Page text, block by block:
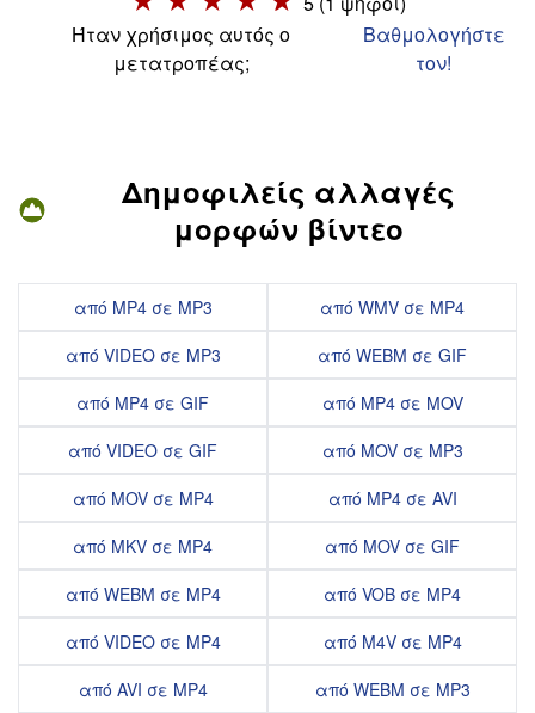
Ήταν χρήσιμος αυτός ο
μετατροπέας;
Βαθμολογήστε
τον!
Δημοφιλείς αλλαγές
μορφών βίντεο
από MP4 σε MP3
από VIDEO σε MP3
από MP4 σε GIF
από VIDEO σε GIF
από MOV σε MP4
από MKV σε MP4
από WEBM σε MP4
από VIDEO σε MP4
από AVI σε MP4
από WMV σε MP4
από WEBM σε GIF
από MP4 σε MOV
από MOV σε MP3
από MP4 σε AVI
από MOV σε GIF
από VOB σε MP4
από M4V σε MP4
από WEBM σε MP3